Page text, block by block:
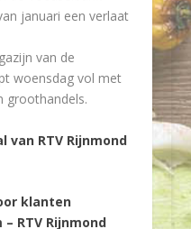
januari een verlaat
van de
woensdag vol met
groothandels.
van RTV Rijnmond
klanten
RTV Rijnmond